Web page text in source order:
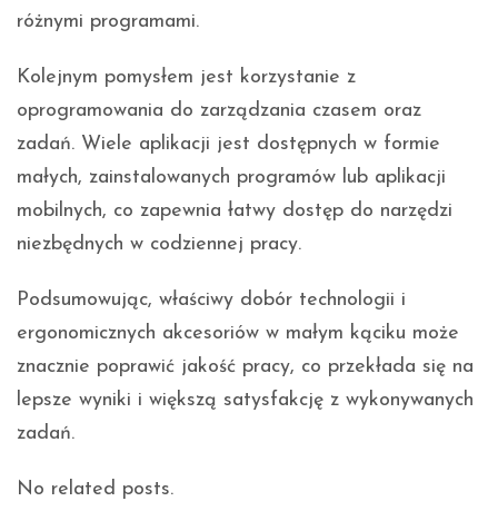
różnymi programami.
Kolejnym pomysłem jest korzystanie z
oprogramowania do zarządzania czasem oraz
zadań. Wiele aplikacji jest dostępnych w formie
małych, zainstalowanych programów lub aplikacji
mobilnych, co zapewnia łatwy dostęp do narzędzi
niezbędnych w codziennej pracy.
Podsumowując, właściwy dobór technologii i
ergonomicznych akcesoriów w małym kąciku może
znacznie poprawić jakość pracy, co przekłada się na
lepsze wyniki i większą satysfakcję z wykonywanych
zadań.
No related posts.